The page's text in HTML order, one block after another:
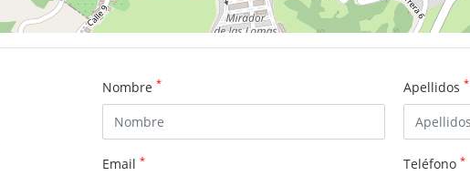
Nombre * Apellidos *
Email * Teléfono *